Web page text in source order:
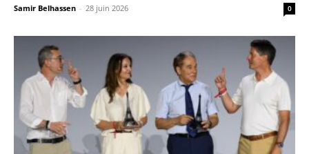
Samir Belhassen - 28 juin 2026 0